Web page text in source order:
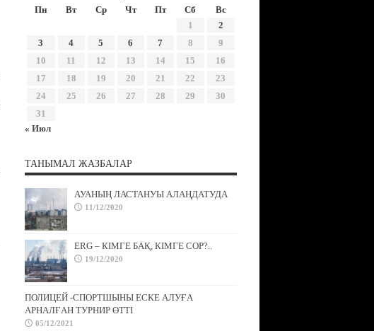
Пн
Вт Ср Чт Пт Сб
Вс
1
2
3
4 5 6 7 8
9
10
11 12 13 14 15
16
17
18 19 20 21 22
23
24
25 26 27 28 29
30
31
« Июл
ТАНЫМАЛ ЖАЗБАЛАР
АУАНЫҢ ЛАСТАНУЫ АЛАҢДАТУДА
11/12/2020
ERG – КІМГЕ БАҚ, КІМГЕ СОР?..
19/12/2020
ПОЛИЦЕЙ -СПОРТШЫНЫ ЕСКЕ АЛУҒА
АРНАЛҒАН ТУРНИР ӨТТІ
05/12/2021